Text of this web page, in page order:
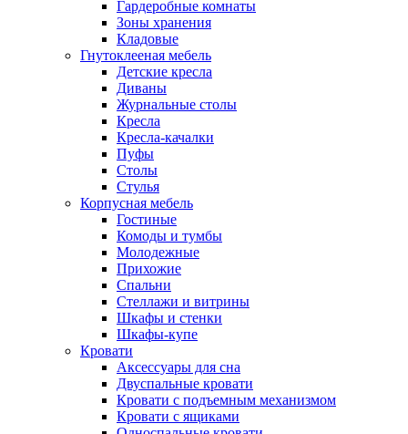
Гардеробные комнаты
Зоны хранения
Кладовые
Гнутоклееная мебель
Детские кресла
Диваны
Журнальные столы
Кресла
Кресла-качалки
Пуфы
Столы
Стулья
Корпусная мебель
Гостиные
Комоды и тумбы
Молодежные
Прихожие
Спальни
Стеллажи и витрины
Шкафы и стенки
Шкафы-купе
Кровати
Аксессуары для сна
Двуспальные кровати
Кровати с подъемным механизмом
Кровати с ящиками